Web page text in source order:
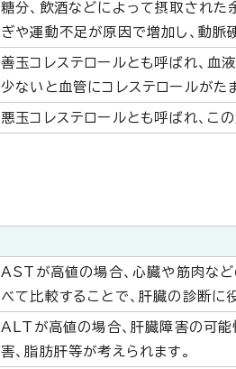
糖分、飲酒などによって摂取された
ぎや運動不足が原因で増加し、動脈
善玉コレステロールとも呼ばれ、血
少ないと血管にコレステロールがた
悪玉コレステロールとも呼ばれ、こ
ASTが高値の場合、心臓や筋肉な
べて比較することで、肝臓の診断に
ALTが高値の場合、肝臓障害の可能
害、脂肪肝等が考えられます。